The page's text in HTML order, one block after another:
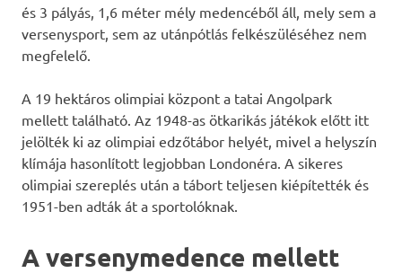
és 3 pályás, 1,6 méter mély medencéből áll, mely sem a
versenysport, sem az utánpótlás felkészüléséhez nem
megfelelő.
A 19 hektáros olimpiai központ a tatai Angolpark
mellett található. Az 1948-as ötkarikás játékok előtt itt
jelölték ki az olimpiai edzőtábor helyét, mivel a helyszín
klímája hasonlított legjobban Londonéra. A sikeres
olimpiai szereplés után a tábort teljesen kiépítették és
1951-ben adták át a sportolóknak.
A versenymedence mellett